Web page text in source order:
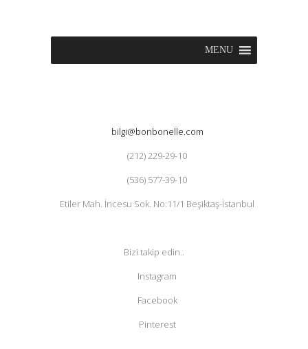
MENU
bilgi@bonbonelle.com
(212) 229-29-10
(536) 577-39-10
Etiler Mah. İncesu Sok. No:11/1 Beşiktaş-İstanbul
Bizi takip edin..
Instagram
Facebook
Pinterest